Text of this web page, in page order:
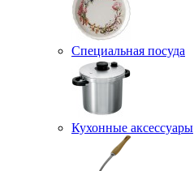
Специальная посуда
Кухонные аксессуары